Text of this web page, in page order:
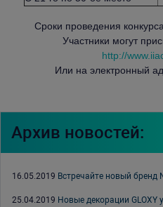
Сроки проведения
Участники могут
http://
Или на электронный
Архив новостей:
16.05.2019 Встречайте новый бренд
25.04.2019 Новые декорации GLOXY